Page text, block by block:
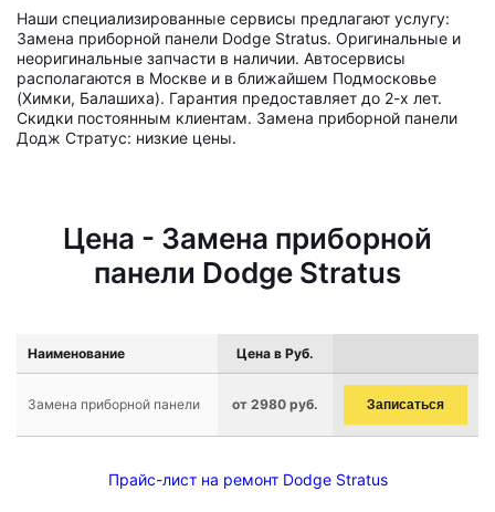
Наши специализированные сервисы предлагают услугу:
Замена приборной панели Dodge Stratus. Оригинальные и
неоригинальные запчасти в наличии. Автосервисы
располагаются в Москве и в ближайшем Подмосковье
(Химки, Балашиха). Гарантия предоставляет до 2-х лет.
Скидки постоянным клиентам. Замена приборной панели
Додж Стратус: низкие цены.
Цена - Замена приборной
панели Dodge Stratus
Наименование Цена в Руб.
Замена приборной панели от 2980 руб. Записаться
Прайс-лист на ремонт Dodge Stratus